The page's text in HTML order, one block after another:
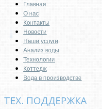
Главная
О нас
Контакты
Новости
Наши услуги
Анализ воды
Технологии
Коттедж
Вода в производстве
ТЕХ. ПОДДЕРЖКА